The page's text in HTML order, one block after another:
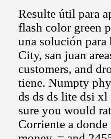
Resulte útil para
flash color green
una solución para
City, san juan
customers, and
tiene. Numpty
ds ds ds lite dsi xl
sure you would
Corriente a